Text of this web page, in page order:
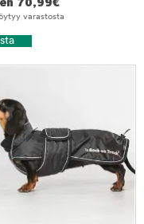
70,99€
varastosta